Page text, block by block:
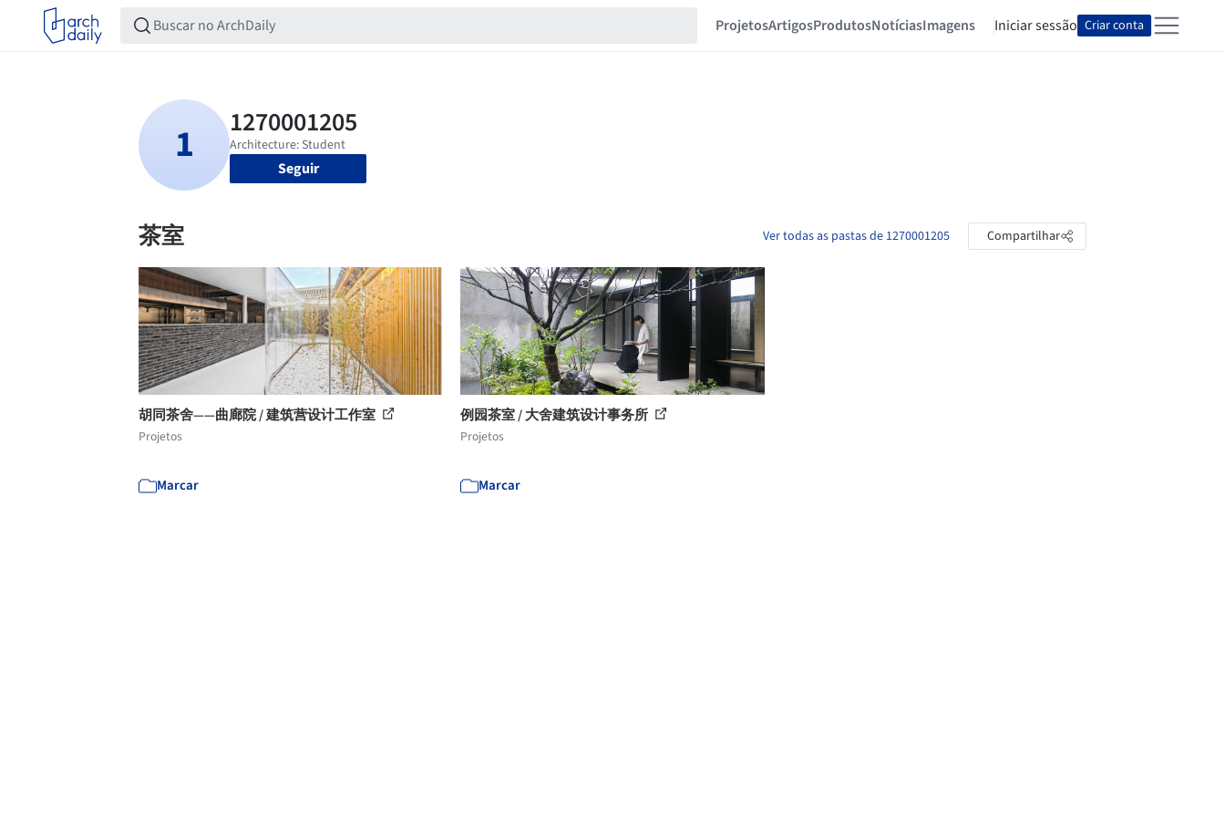
ProjetosArtigosProdutosNotíciasImagens Iniciar sessão Criar conta
Seguir
茶室 Ver todas as pastas de 1270001205 Compartilhar
胡同茶舍——曲廊院 / 建筑营设计工作室
Projetos
Marcar
例园茶室 / 大舍建筑设计事务所
Projetos
Marcar